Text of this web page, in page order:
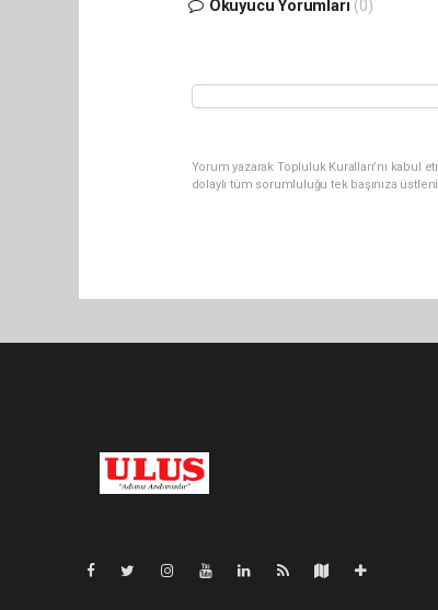
Okuyucu Yorumları (0)
Yorum yazarak Topluluk Kuralları’nı kabul
dolaylı tüm sorumluluğu tek başınıza